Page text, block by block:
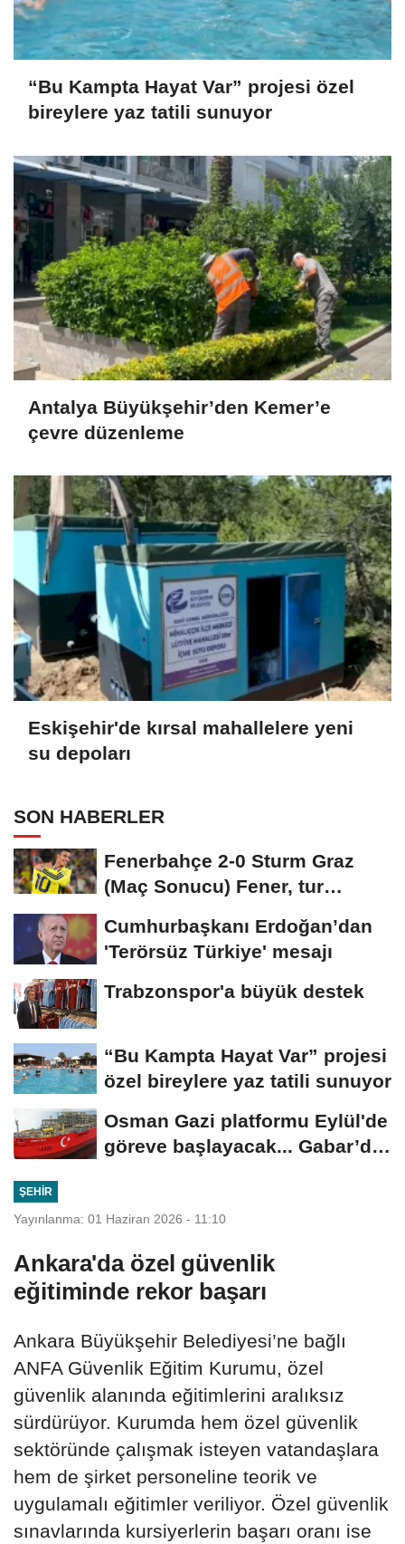
“Bu Kampta Hayat Var” projesi özel
bireylere yaz tatili sunuyor
Antalya Büyükşehir’den Kemer’e
çevre düzenleme
Eskişehir'de kırsal mahallelere yeni
su depoları
SON HABERLER
Fenerbahçe 2-0 Sturm Graz
(Maç Sonucu) Fener, tur
Cumhurbaşkanı Erdoğan’dan
'Terörsüz Türkiye' mesajı
Trabzonspor'a büyük destek
“Bu Kampta Hayat Var” projesi
özel bireylere yaz tatili sunuyor
Osman Gazi platformu Eylül'de
göreve başlayacak... Gabar’da
ŞEHIR
Yayınlanma: 01 Haziran 2026 - 11:10
Ankara'da özel güvenlik
eğitiminde rekor başarı
Ankara Büyükşehir Belediyesi’ne bağlı
ANFA Güvenlik Eğitim Kurumu, özel
güvenlik alanında eğitimlerini aralıksız
sürdürüyor. Kurumda hem özel güvenlik
sektöründe çalışmak isteyen vatandaşlara
hem de şirket personeline teorik ve
uygulamalı eğitimler veriliyor. Özel güvenlik
sınavlarında kursiyerlerin başarı oranı ise